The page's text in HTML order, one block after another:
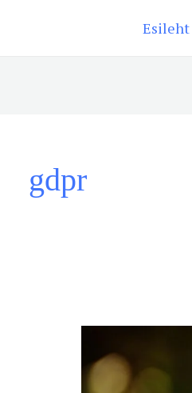
Esileht
gdpr
andmekaitse